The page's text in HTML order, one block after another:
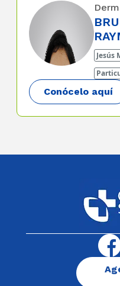
Jesús
Conócelo aquí